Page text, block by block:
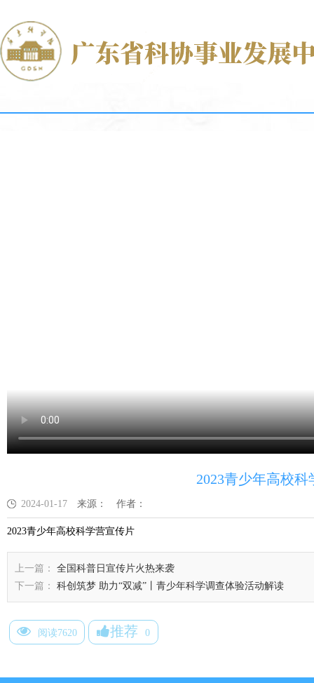
2023青少年高校科
2024-01-17 来源： 作者：
2023青少年高校科学营宣传片
上一篇：
全国科普日宣传片火热来袭
下一篇：
科创筑梦 助力“双减”丨青少年科学调查体验活动解读
阅读7620 推荐 0